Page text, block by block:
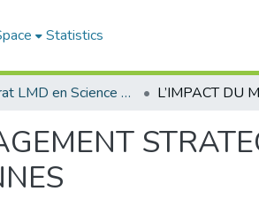
Statistics
Doctorat LMD en Science de Gestion